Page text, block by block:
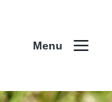
Menu